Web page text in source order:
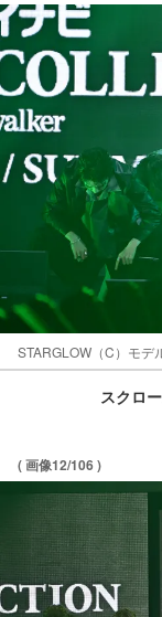
STARGLOW（C）モデ
スクロ
( 画像12/106 )